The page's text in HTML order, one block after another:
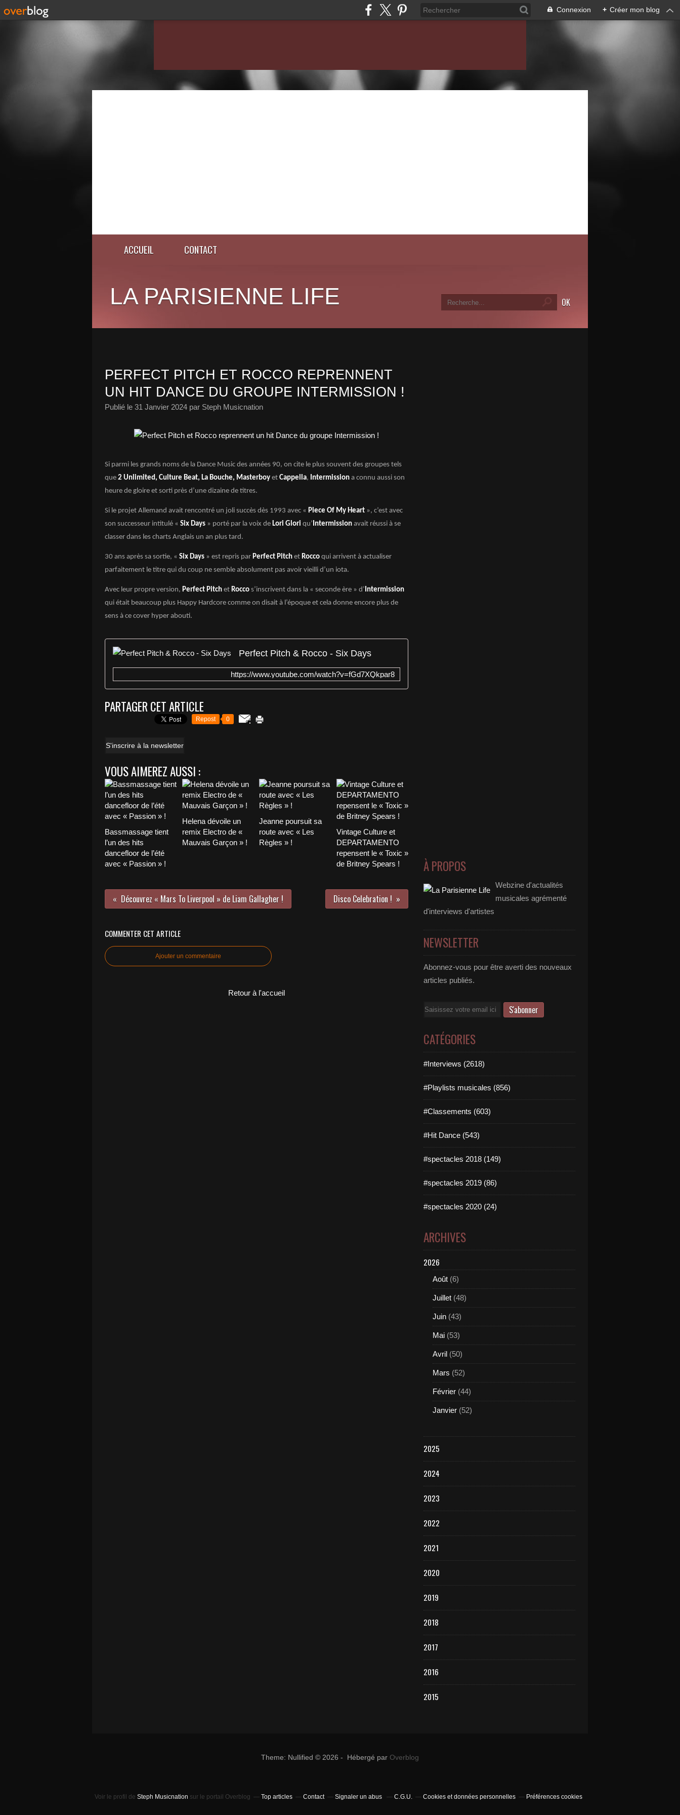
Connexion + Créer mon blog
ACCUEIL CONTACT
LA PARISIENNE LIFE
PERFECT PITCH ET ROCCO REPRENNENT
UN HIT DANCE DU GROUPE INTERMISSION !
Publié le 31 Janvier 2024 par Steph Musicnation
Si parmi les grands noms de la Dance Music des années 90, on cite le plus souvent des groupes tels
que 2 Unlimited, Culture Beat, La Bouche, Masterboy et Cappella, Intermission a connu aussi son
heure de gloire et sorti près d’une dizaine de titres.
Si le projet Allemand avait rencontré un joli succès dès 1993 avec « Piece Of My Heart », c’est avec
son successeur intitulé « Six Days » porté par la voix de Lori Glori qu’Intermission avait réussi à se
classer dans les charts Anglais un an plus tard.
30 ans après sa sortie, « Six Days » est repris par Perfect Pitch et Rocco qui arrivent à actualiser
parfaitement le titre qui du coup ne semble absolument pas avoir vieilli d’un iota.
Avec leur propre version, Perfect Pitch et Rocco s’inscrivent dans la « seconde ère » d’Intermission
qui était beaucoup plus Happy Hardcore comme on disait à l’époque et cela donne encore plus de
sens à ce cover hyper abouti.
Perfect Pitch & Rocco - Six Days
https://www.youtube.com/watch?v=fGd7XQkpar8
PARTAGER CET ARTICLE
Repost 0
S'inscrire à la newsletter
VOUS AIMEREZ AUSSI :
Bassmassage tient
l’un des hits
dancefloor de l’été
avec « Passion » !
Helena dévoile un
remix Electro de «
Mauvais Garçon » !
Jeanne poursuit sa
route avec « Les
Règles » !
Vintage Culture et
DEPARTAMENTO
repensent le « Toxic »
de Britney Spears !
Découvrez « Mars To Liverpool » de Liam Gallagher ! Disco Celebration !
COMMENTER CET ARTICLE
Ajouter un commentaire
Retour à l'accueil
À PROPOS
Webzine d'actualités
musicales agrémenté
d'interviews d'artistes
NEWSLETTER
Abonnez-vous pour être averti des nouveaux
articles publiés.
Email
CATÉGORIES
#Interviews (2618)
#Playlists musicales (856)
#Classements (603)
#Hit Dance (543)
#spectacles 2018 (149)
#spectacles 2019 (86)
#spectacles 2020 (24)
ARCHIVES
2026
Août (6)
Juillet (48)
Juin (43)
Mai (53)
Avril (50)
Mars (52)
Février (44)
Janvier (52)
2025
2024
2023
2022
2021
2020
2019
2018
2017
2016
2015
Theme: Nullified © 2026 - Hébergé par Overblog
Voir le profil de Steph Musicnation sur le portail Overblog Top articles Contact Signaler un abus C.G.U. Cookies et données personnelles Préférences cookies